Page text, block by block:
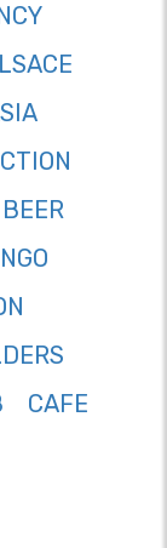
BEER
CAFE